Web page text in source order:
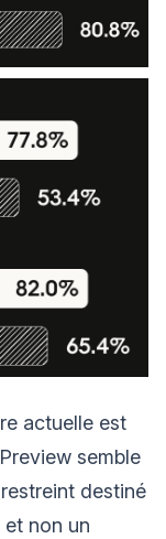
actuelle est
semble
destiné
non un